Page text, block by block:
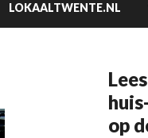
LOKAALTWENTE.NL
op